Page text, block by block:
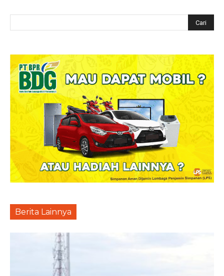
Berita Lainnya